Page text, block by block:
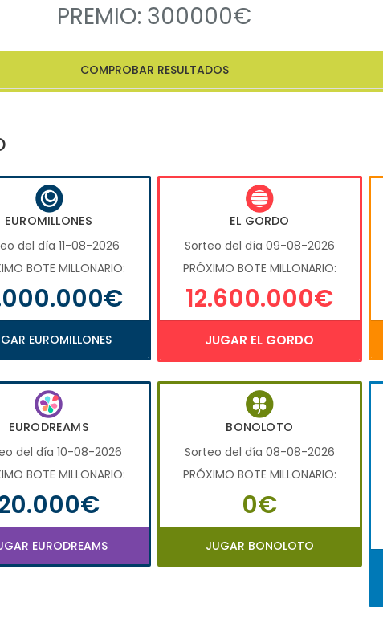
PREMIO: 300000€
COMPROBAR RESULTADOS
EUROMILLONES
del día 11-08-2026
BOTE MILLONARIO:
EUROMILLONES
EL GORDO
Sorteo del día 09-08-2026
PRÓXIMO BOTE MILLONARIO:
12.600.000€
JUGAR EL GORDO
EURODREAMS
del día 10-08-2026
BOTE MILLONARIO:
EURODREAMS
BONOLOTO
Sorteo del día 08-08-2026
PRÓXIMO BOTE MILLONARIO:
0€
JUGAR BONOLOTO